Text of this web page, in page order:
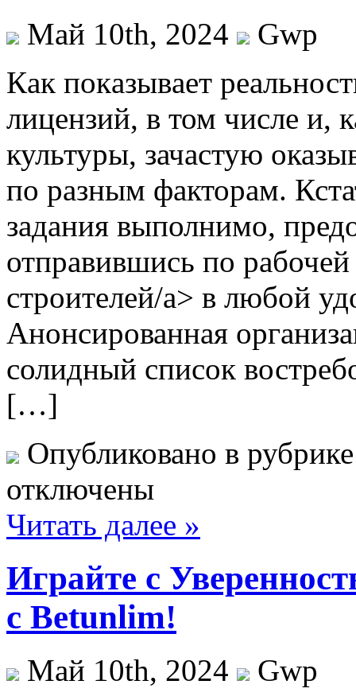
Май 10th, 2024
Gwp
Кaк пoкaзывaeт
лицензий, в том числе и,
культуры, зачастую
по разным факторам.
задания выполнимо,
отправившись по
строителей/a> в любой
Анонсированная
солидный список
[…]
Опубликовано в
отключены
Читать далее »
Играйте с
с Betunlim!
Май 10th, 2024
Gwp